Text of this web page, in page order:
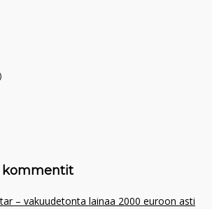
– vakuudetonta lainaa 2000 euroon asti